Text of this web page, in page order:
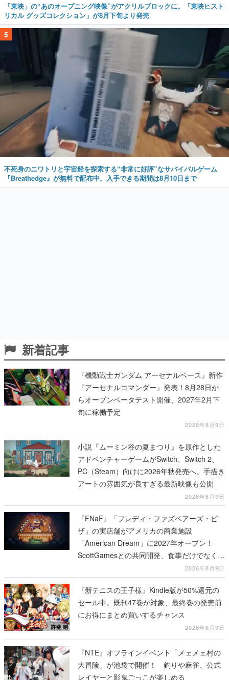
「東映」の“あのオープニング映像”がアクリルブロックに。「東映ヒスト
リカル グッズコレクション」が8月下旬より発売
5
不死身のニワトリと宇宙船を探索する“非常に好評”なサバイバルゲーム
『Breathedge』が無料で配布中。入手できる期間は8月10日まで
新着記事
『機動戦士ガンダム アーセナルベース』新作
『アーセナルコマンダー』発表！8月28日か
らオープンベータテスト開催、2027年2月下
旬に稼働予定
2026年8月9日
小説『ムーミン谷の夏まつり』を原作とした
アドベンチャーゲームがSwitch、Switch 2、
PC（Steam）向けに2026年秋発売へ。手描き
アートの雰囲気が良すぎる最新映像も公開
2026年8月9日
『FNaF』「フレディ・ファズベアーズ・ピ
ザ」の実店舗がアメリカの商業施設
「American Dream」に2027年オープン！
ScottGamesとの共同開発、食事だけでなくス
テージショーや没入型のホラー体験も楽しめ
る
2026年8月9日
『新テニスの王子様』Kindle版が50%還元の
セール中。既刊47巻が対象、最終巻の発売前
にお得にまとめ買いするチャンス
2026年8月9日
『NTE』オフラインイベント「メェメェ村の
大冒険」が池袋で開催！ 釣りや麻雀、公式
レイヤーと影鬼ごっこが楽しめる